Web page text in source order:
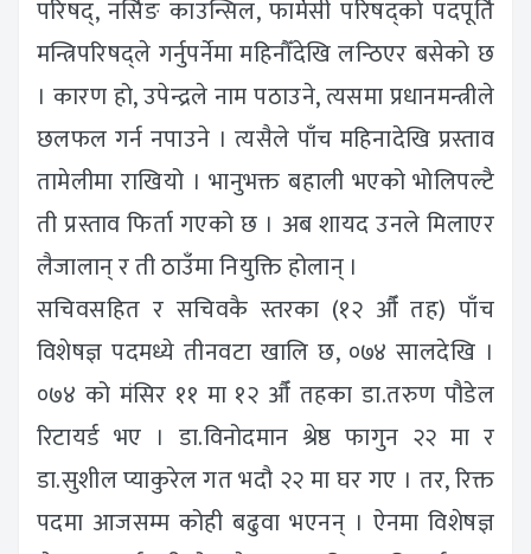
परिषद्, नर्सिङ काउन्सिल, फार्मेसी परिषद्को पदपूर्ति
मन्त्रिपरिषद्ले गर्नुपर्नेमा महिनौँदेखि लन्ठिएर बसेको छ
। कारण हो, उपेन्द्रले नाम पठाउने, त्यसमा प्रधानमन्त्रीले
छलफल गर्न नपाउने । त्यसैले पाँच महिनादेखि प्रस्ताव
तामेलीमा राखियो । भानुभक्त बहाली भएको भोलिपल्टै
ती प्रस्ताव फिर्ता गएको छ । अब शायद उनले मिलाएर
लैजालान् र ती ठाउँमा नियुक्ति होलान् ।
सचिवसहित र सचिवकै स्तरका (१२ औँ तह) पाँच
विशेषज्ञ पदमध्ये तीनवटा खालि छ, ०७४ सालदेखि ।
०७४ को मंसिर ११ मा १२ औँ तहका डा.तरुण पौडेल
रिटायर्ड भए । डा.विनोदमान श्रेष्ठ फागुन २२ मा र
डा.सुशील प्याकुरेल गत भदौ २२ मा घर गए । तर, रिक्त
पदमा आजसम्म कोही बढुवा भएनन् । ऐनमा विशेषज्ञ